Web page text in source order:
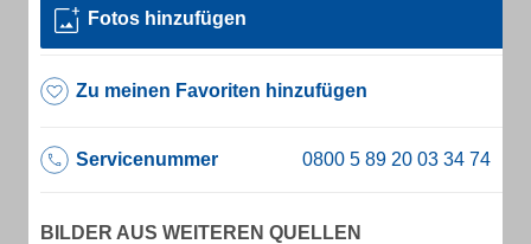
Fotos hinzufügen
Zu meinen Favoriten hinzufügen
Servicenummer
BILDER AUS WEITEREN QUELLEN